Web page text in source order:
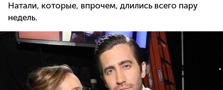
Натали, которые, впрочем, длились всего пару
недель.